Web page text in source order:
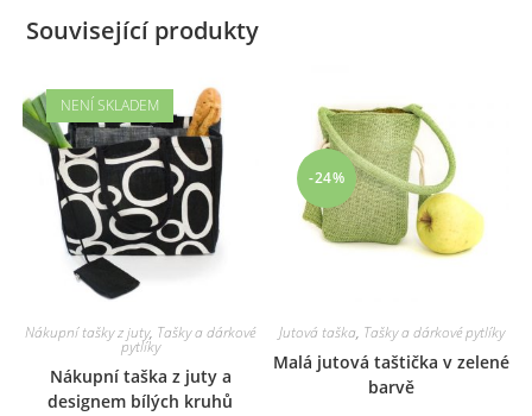
Související produkty
NENÍ SKLADEM
Nákupní tašky z juty, Tašky a dárkové
pytlíky
Nákupní taška z juty a
designem bílých kruhů
-24%
Jutová taška, Tašky a dárkové pytlíky
Malá jutová taštička v zelené
barvě